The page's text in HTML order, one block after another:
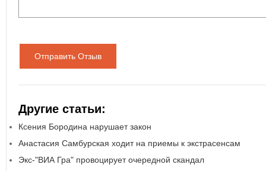
Отправить Отзыв
Другие статьи:
Ксения Бородина нарушает закон
Анастасия Самбурская ходит на приемы к экстрасенсам
Экс-"ВИА Гра" провоцирует очередной скандал